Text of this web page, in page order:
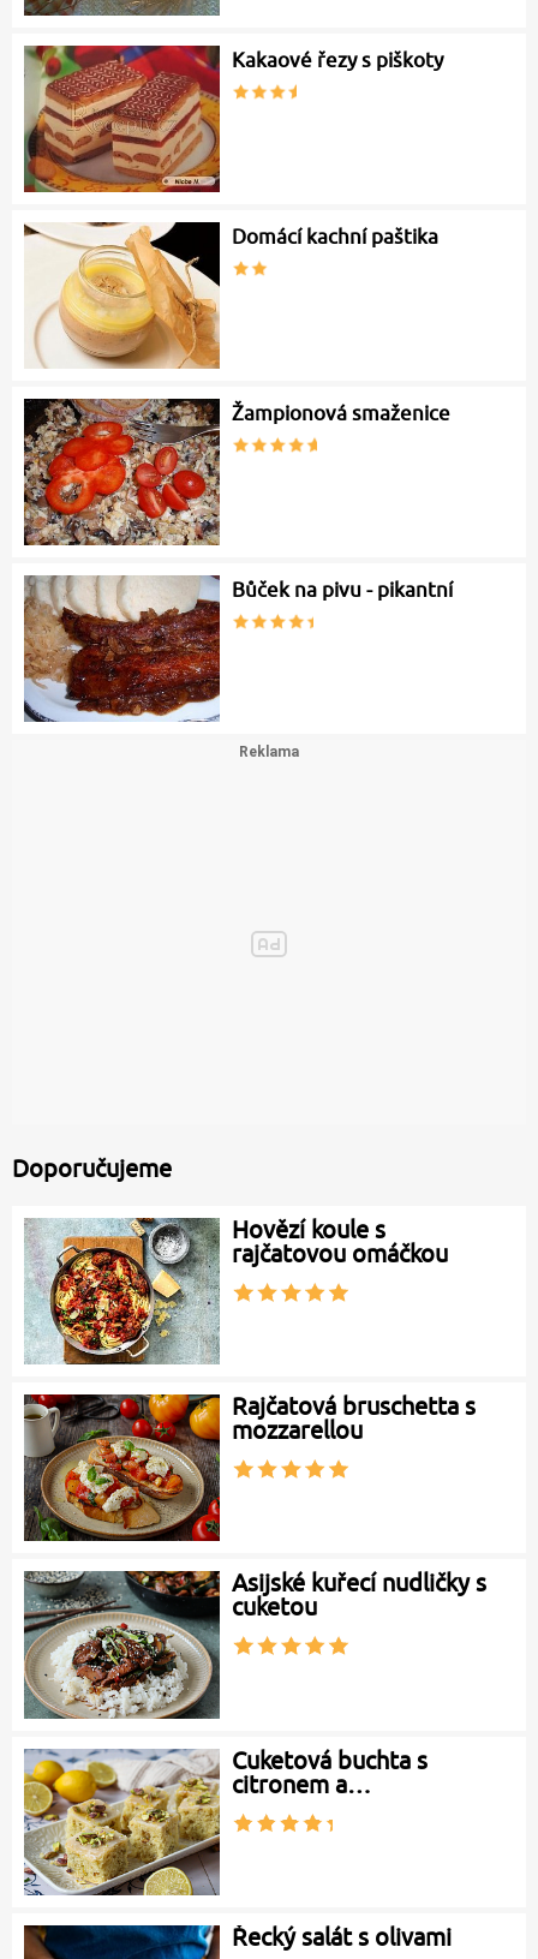
Kakaové řezy s piškoty
Domácí kachní paštika
Žampionová smaženice
Bůček na pivu - pikantní
Doporučujeme
Hovězí koule s
rajčatovou omáčkou
Rajčatová bruschetta s
mozzarellou
Asijské kuřecí nudličky s
cuketou
Cuketová buchta s
citronem a…
Řecký salát s olivami